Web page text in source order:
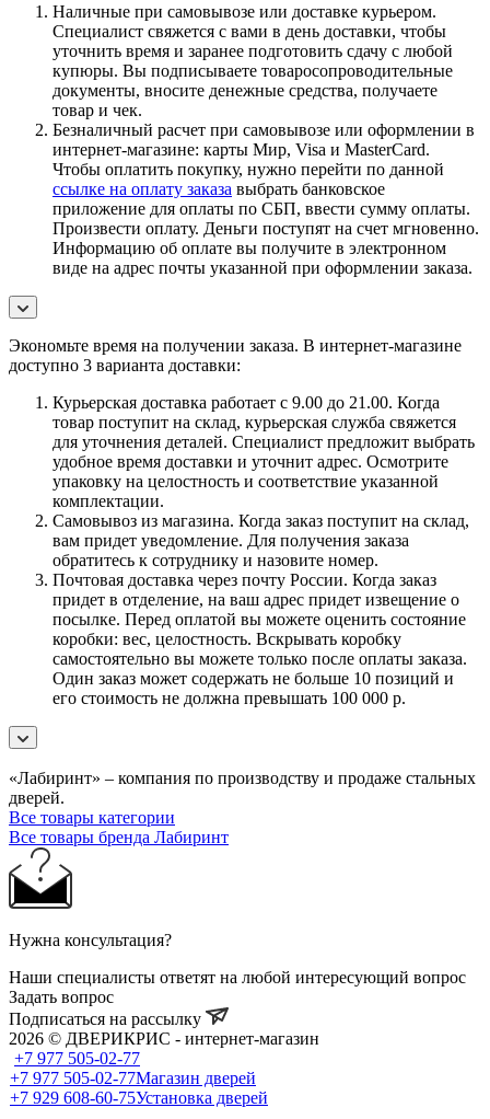
Наличные при самовывозе или доставке курьером.
Специалист свяжется с вами в день доставки, чтобы
уточнить время и заранее подготовить сдачу с любой
купюры. Вы подписываете товаросопроводительные
документы, вносите денежные средства, получаете
товар и чек.
Безналичный расчет при самовывозе или оформлении в
интернет-магазине: карты Мир, Visa и MasterCard.
Чтобы оплатить покупку, нужно перейти по данной
ссылке на оплату заказа выбрать банковское
приложение для оплаты по СБП, ввести сумму оплаты.
Произвести оплату. Деньги поступят на счет мгновенно.
Информацию об оплате вы получите в электронном
виде на адрес почты указанной при оформлении заказа.
Экономьте время на получении заказа. В интернет-магазине
доступно 3 варианта доставки:
Курьерская доставка работает с 9.00 до 21.00. Когда
товар поступит на склад, курьерская служба свяжется
для уточнения деталей. Специалист предложит выбрать
удобное время доставки и уточнит адрес. Осмотрите
упаковку на целостность и соответствие указанной
комплектации.
Самовывоз из магазина. Когда заказ поступит на склад,
вам придет уведомление. Для получения заказа
обратитесь к сотруднику и назовите номер.
Почтовая доставка через почту России. Когда заказ
придет в отделение, на ваш адрес придет извещение о
посылке. Перед оплатой вы можете оценить состояние
коробки: вес, целостность. Вскрывать коробку
самостоятельно вы можете только после оплаты заказа.
Один заказ может содержать не больше 10 позиций и
его стоимость не должна превышать 100 000 р.
«Лабиринт» – компания по производству и продаже стальных
дверей.
Все товары категории
Все товары бренда Лабиринт
Нужна консультация?
Наши специалисты ответят на любой интересующий вопрос
Задать вопрос
Подписаться на рассылку
2026 © ДВЕРИКРИС - интернет-магазин
+7 977 505-02-77
+7 977 505-02-77Магазин дверей
+7 929 608-60-75Установка дверей